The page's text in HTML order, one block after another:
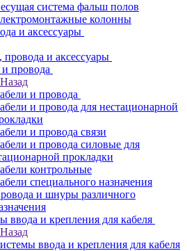
система фальш полов
колонны
и аксессуары
провода и аксессуары
провода
Назад
и провода
и провода для нестационарной
и провода связи
и провода силовые для
прокладки
контрольные
специального назначения
и шнуры различного
ввода и крепления для кабеля
Назад
ввода и крепления для кабеля